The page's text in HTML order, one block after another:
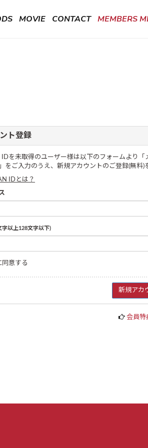
MOVIE CONTACT MEMBERS
ト登録
IDを未取得のユーザー様は以下のフォームより「
をご入力のうえ、新規アカウントのご登録(無料)
IDとは？
字以上128文字以下)
同意する
会員特